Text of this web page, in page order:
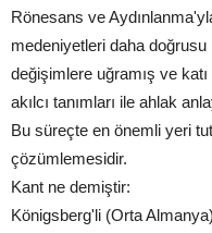
Rönesans ve
medeniyetleri daha doğrusu
değişimlere uğramış ve
akılcı tanımları ile ahlak
Bu süreçte en önemli yeri
çözümlemesidir.
Kant ne demiştir:
Königsberg'li (Orta